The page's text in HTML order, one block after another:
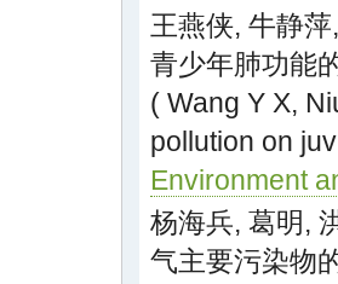
王燕侠, 牛静
青少年肺功能
( Wang Y X,
pollution on
Environment
杨海兵, 葛明,
气主要污染物